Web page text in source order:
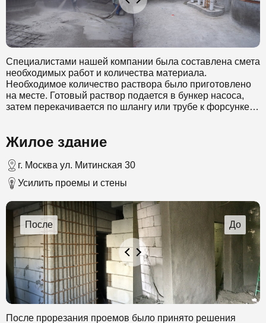
Специалистами нашей компании была составлена смета
необходимых работ и количества материала.
Необходимое количество раствора было приготовлено
на месте. Готовый раствор подается в бункер насоса,
затем перекачивается по шлангу или трубе к форсунке.
помощью которого происходит выбрызгивание смеси.
был создан слой бетона в 30 см.
Жилое здание
г. Москва ул. Митинская 30
Усилить проемы и стены
После прорезания проемов было принято решения